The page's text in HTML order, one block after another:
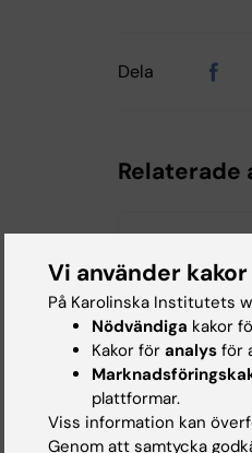
Dela
Relaterade
25 jun 2026
Ny
för
Vi använder
På Karolinska Institutets
Nödvändiga kakor
Kakor för analys för
plattformar.
Viss information kan
Genom att samtycka